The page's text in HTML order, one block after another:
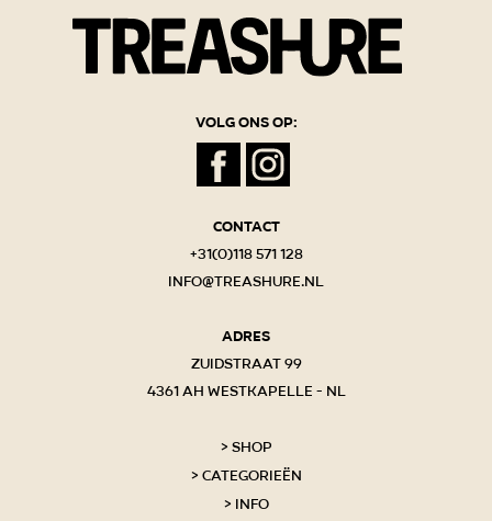
Volg ons op:
Contact
+31(0)118 571 128
info@treashure.nl
Adres
Zuidstraat 99
4361 AH Westkapelle - NL
Shop
Categorieën
Info